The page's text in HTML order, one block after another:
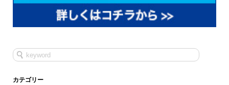
カテゴリー